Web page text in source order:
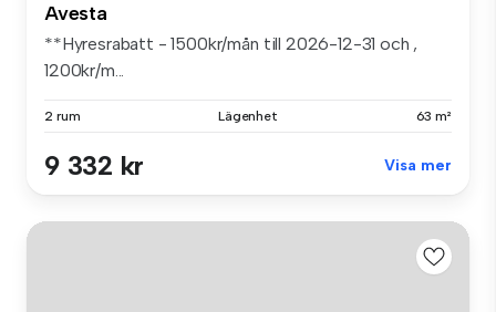
Avesta
**Hyresrabatt - 1500kr/mån till 2026-12-31 och ,
1200kr/m...
2 rum Lägenhet 63 m²
9 332 kr Visa mer